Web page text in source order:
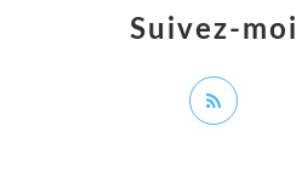
Suivez-moi